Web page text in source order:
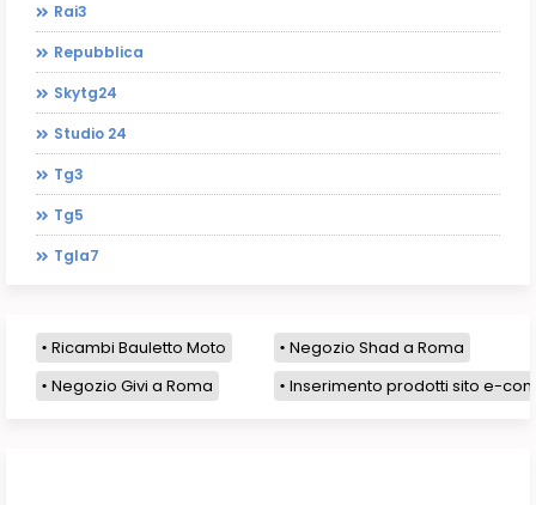
Rai3
Repubblica
Skytg24
Studio 24
Tg3
Tg5
Tgla7
Ricambi Bauletto Moto
Negozio Shad a Roma
Negozio Givi a Roma
Inserimento prodotti sito e-